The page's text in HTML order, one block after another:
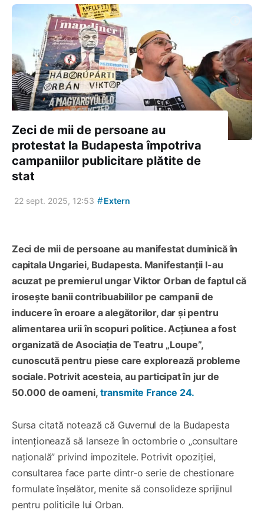
Zeci de mii de persoane au
protestat la Budapesta împotriva
campaniilor publicitare plătite de
stat
22 sept. 2025, 12:53 #Extern
Zeci de mii de persoane au manifestat duminică în
capitala Ungariei, Budapesta. Manifestanții l-au
acuzat pe premierul ungar Viktor Orban de faptul că
irosește banii contribuabililor pe campanii de
inducere în eroare a alegătorilor, dar și pentru
alimentarea urii în scopuri politice. Acțiunea a fost
organizată de Asociația de Teatru „Loupe”,
cunoscută pentru piese care explorează probleme
sociale. Potrivit acesteia, au participat în jur de
50.000 de oameni, transmite France 24.
Sursa citată notează că Guvernul de la Budapesta
intenționează să lanseze în octombrie o „consultare
națională” privind impozitele. Potrivit opoziției,
consultarea face parte dintr-o serie de chestionare
formulate înșelător, menite să consolideze sprijinul
pentru politicile lui Orban.